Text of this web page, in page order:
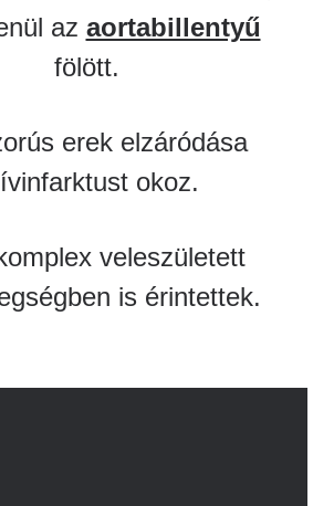
az aortabillentyű
fölött.
erek elzáródása
okoz.
veleszületett
is érintettek.